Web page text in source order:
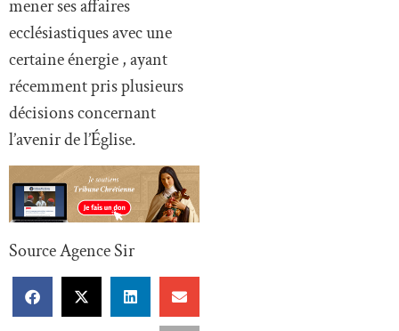
mener ses affaires
ecclésiastiques avec une
certaine énergie , ayant
récemment pris plusieurs
décisions concernant
l’avenir de l’Église.
Source Agence Sir